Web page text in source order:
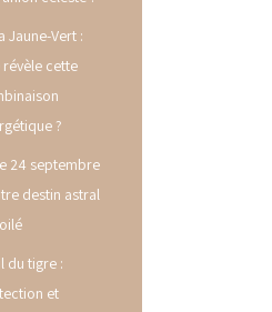
Jaune-Vert :
révèle cette
?
24 septembre
destin astral
du tigre :
et